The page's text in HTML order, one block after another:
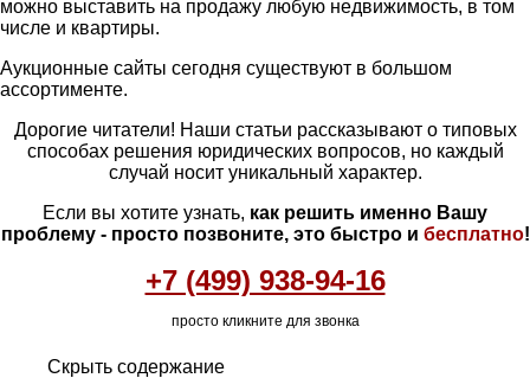
можно выставить на продажу любую недвижимость, в том
числе и квартиры.
Аукционные сайты сегодня существуют в большом
ассортименте.
Дорогие читатели! Наши статьи рассказывают о типовых
способах решения юридических вопросов, но каждый
случай носит уникальный характер.
Если вы хотите узнать, как решить именно Вашу
проблему - просто позвоните, это быстро и бесплатно!
+7 (499) 938-94-16
просто кликните для звонка
Скрыть содержание